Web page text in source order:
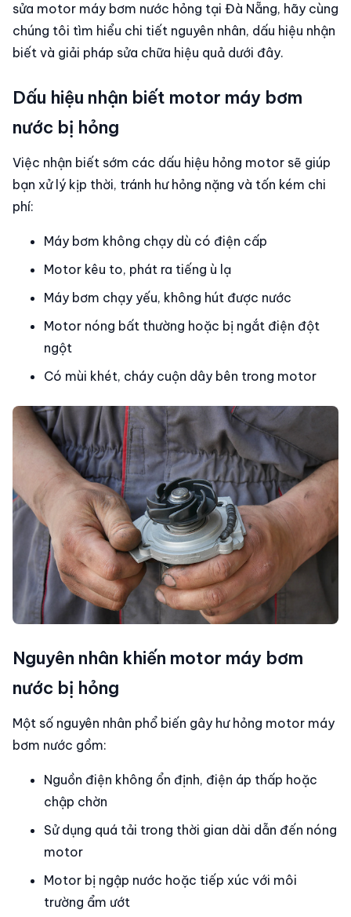
sửa motor máy bơm nước hỏng tại Đà Nẵng, hãy cùng
chúng tôi tìm hiểu chi tiết nguyên nhân, dấu hiệu nhận
biết và giải pháp sửa chữa hiệu quả dưới đây.
Dấu hiệu nhận biết motor máy bơm
nước bị hỏng
Việc nhận biết sớm các dấu hiệu hỏng motor sẽ giúp
bạn xử lý kịp thời, tránh hư hỏng nặng và tốn kém chi
phí:
Máy bơm không chạy dù có điện cấp
Motor kêu to, phát ra tiếng ù lạ
Máy bơm chạy yếu, không hút được nước
Motor nóng bất thường hoặc bị ngắt điện đột
ngột
Có mùi khét, cháy cuộn dây bên trong motor
Nguyên nhân khiến motor máy bơm
nước bị hỏng
Một số nguyên nhân phổ biến gây hư hỏng motor máy
bơm nước gồm:
Nguồn điện không ổn định, điện áp thấp hoặc
chập chờn
Sử dụng quá tải trong thời gian dài dẫn đến nóng
motor
Motor bị ngập nước hoặc tiếp xúc với môi
trường ẩm ướt